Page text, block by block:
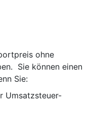
ohne
Sie können einen
Sie:
Umsatzsteuer-